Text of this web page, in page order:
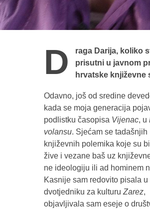
D
raga Darija, koliko
prisutni u javnom
hrvatske književne
Odavno, još od sredine
kada se moja generacija
podlistku časopisa Vijenac, u
volansu. Sjećam se tadašnjih
književnih polemika koje su
žive i vezane baš uz
ne ideologiju ili ad hominem
Kasnije sam redovito pisala u
dvotjedniku za kulturu Zarez,
objavljivala sam eseje o